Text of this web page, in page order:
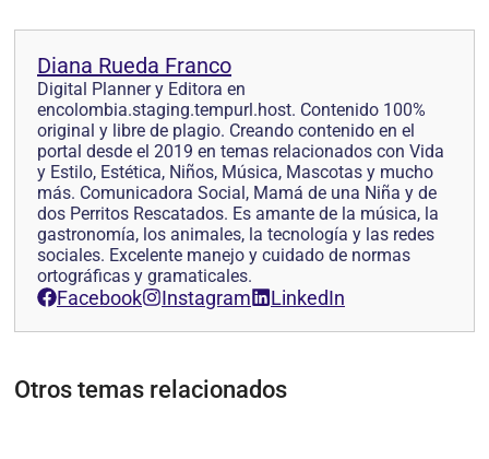
Diana Rueda Franco
Digital Planner y Editora en
encolombia.staging.tempurl.host. Contenido 100%
original y libre de plagio. Creando contenido en el
portal desde el 2019 en temas relacionados con Vida
y Estilo, Estética, Niños, Música, Mascotas y mucho
más. Comunicadora Social, Mamá de una Niña y de
dos Perritos Rescatados. Es amante de la música, la
gastronomía, los animales, la tecnología y las redes
sociales. Excelente manejo y cuidado de normas
ortográficas y gramaticales.
Facebook Instagram LinkedIn
Otros temas relacionados